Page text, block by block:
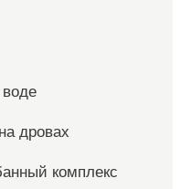
дровах
комплекс